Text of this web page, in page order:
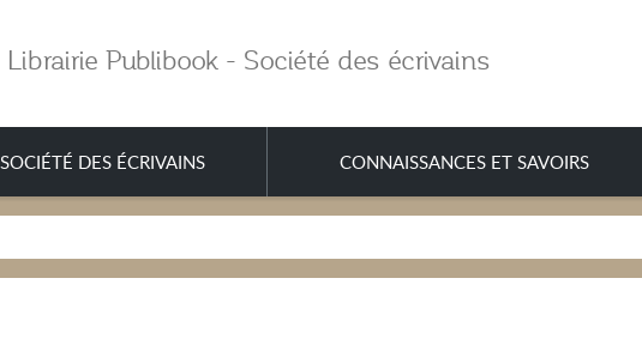
Librairie Publibook - Société des écrivains
SOCIÉTÉ DES ÉCRIVAINS CONNAISSANCES ET SAVOIRS